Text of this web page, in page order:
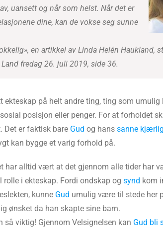
uansett og når som helst. Når det er
dine, kan de vokse seg sunne
en artikkel av Linda Helén Haukland,
fredag 26. juli 2019, side 36.
ekteskap på helt andre ting, ting som umulig
posisjon eller penger. For at forholdet
Det er faktisk bare Gud og hans sanne
kan bygge et varig forhold på.
har alltid vært at det gjennom alle tider har
rolle i ekteskap. Fordi ondskap og synd kom
kunne Gud umulig være til stede her
ønsket da han skapte sine barn.
så viktig! Gjennom Velsignelsen kan Gud bli